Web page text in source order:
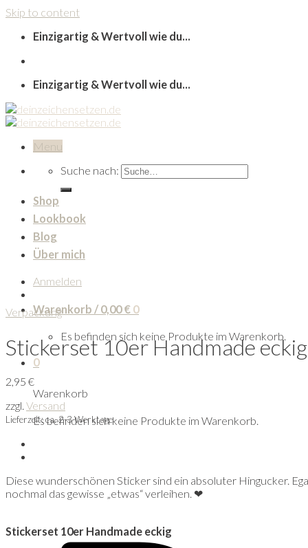
Skip to content
Einzigartig & Wertvoll wie du...
Einzigartig & Wertvoll wie du...
Menu
Suche nach:
Shop
Lookbook
Blog
Über mich
Anmelden
Warenkorb / 0,00€ 0
Es befinden sich keine Produkte im Warenkorb.
0
Warenkorb
Es befinden sich keine Produkte im Warenkorb.
Verpackung
Stickerset 10er Handmade eckig
2,95 €
zzgl. Versand
Lieferzeit: ca. 2-3 Werktage
Diese wunderschönen Sticker sind ein absoluter Hingucker.
nochmal das gewisse „etwas“ verleihen. ❤
Stickerset 10er Handmade eckig